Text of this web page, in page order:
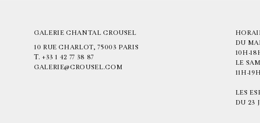
GALERIE CHANTAL CROUSEL
10 RUE CHARLOT, 75003 PARIS
T. +33 1 42 77 38 87
GALERIE@CROUSEL.COM
DU
10H-
LE
11H-19H
LES
DU 23